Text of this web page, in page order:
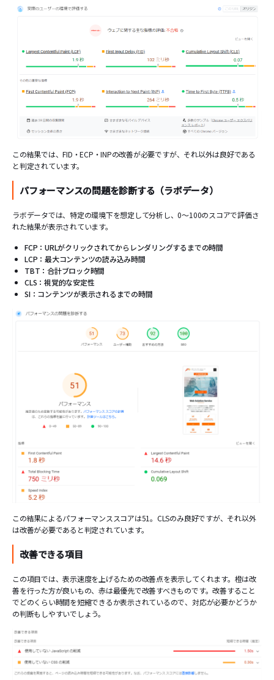
この結果では、FID・ECP・INPの改善が必要ですが、それ以外は良好である
と判定されています。
パフォーマンスの問題を診断する（ラボデータ）
ラボデータでは、特定の環境下を想定して分析し、0～100のスコアで評価さ
れた結果が表示されています。
FCP：URLがクリックされてからレンダリングするまでの時間
LCP：最大コンテンツの読み込み時間
TBT：合計ブロック時間
CLS：視覚的な安定性
SI：コンテンツが表示されるまでの時間
この結果によるパフォーマンススコアは51。CLSのみ良好ですが、それ以外
は改善が必要であると判定されています。
改善できる項目
この項目では、表示速度を上げるための改善点を表示してくれます。橙は改
善を行った方が良いもの、赤は最優先で改善すべきものです。改善すること
でどのくらい時間を短縮できるか表示されているので、対応が必要かどうか
の判断もしやすいでしょう。